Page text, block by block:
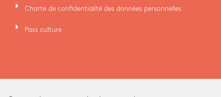
arrow_right Charte de confidentialité des données personnelles
arrow_right Pass culture